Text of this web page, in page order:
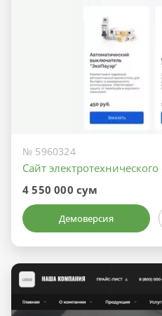
№ 5960324
Сайт
4 550 000 сум
Демоверсия